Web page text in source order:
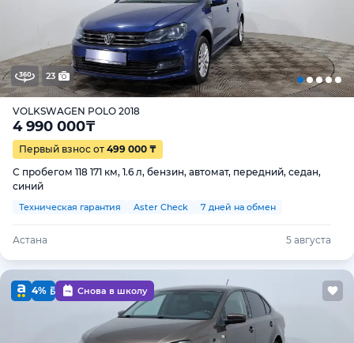
23
VOLKSWAGEN POLO 2018
4 990 000₸
Первый взнос от 499 000 ₸
С пробегом 118 171 км, 1.6 л, бензин, автомат, передний, седан,
синий
Техническая гарантия Aster Check 7 дней на обмен
Астана 5 августа
4% Снова в школу